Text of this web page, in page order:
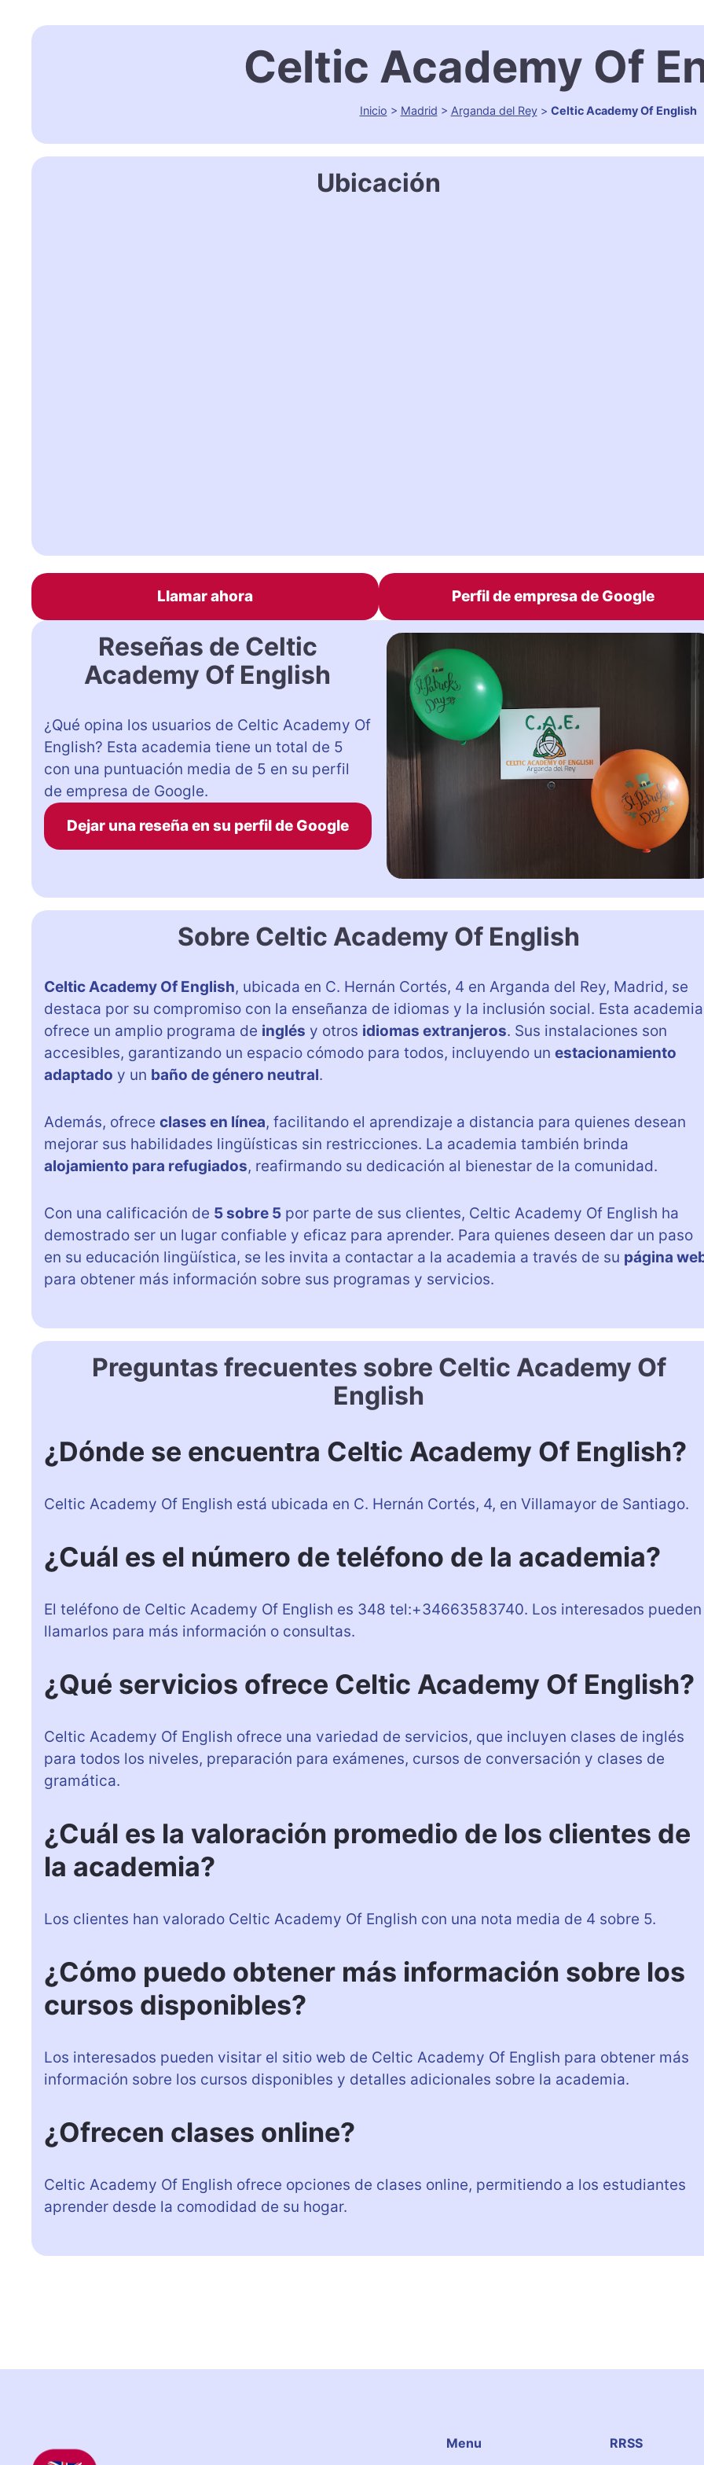
Celtic Academy Of
Inicio > Madrid > Arganda del Rey> Celtic Academy Of English
Ubicación
Llamar ahora Perfil de empresa de Google
Reseñas de Celtic
Academy Of English
¿Qué opina los usuarios de Celtic Academy Of
English? Esta academia tiene un total de 5
con una puntuación media de 5 en su perfil
de empresa de Google.
Dejar una reseña en su perfil de Google
Sobre Celtic Academy Of English
Celtic Academy Of English, ubicada en C. Hernán Cortés, 4 en Arganda del Rey, Madrid, se
destaca por su compromiso con la enseñanza de idiomas y la inclusión social. Esta academia
ofrece un amplio programa de inglés y otros idiomas extranjeros. Sus instalaciones son
accesibles, garantizando un espacio cómodo para todos, incluyendo un estacionamiento
adaptado y un baño de género neutral.
Además, ofrece clases en línea, facilitando el aprendizaje a distancia para quienes desean
mejorar sus habilidades lingüísticas sin restricciones. La academia también brinda
alojamiento para refugiados, reafirmando su dedicación al bienestar de la comunidad.
Con una calificación de 5 sobre 5 por parte de sus clientes, Celtic Academy Of English ha
demostrado ser un lugar confiable y eficaz para aprender. Para quienes deseen dar un paso
en su educación lingüística, se les invita a contactar a la academia a través de su página
para obtener más información sobre sus programas y servicios.
Preguntas frecuentes sobre Celtic Academy Of
English
¿Dónde se encuentra Celtic Academy Of English?
Celtic Academy Of English está ubicada en C. Hernán Cortés, 4, en Villamayor de Santiago.
¿Cuál es el número de teléfono de la academia?
El teléfono de Celtic Academy Of English es 348 tel:+34663583740. Los interesados pueden
llamarlos para más información o consultas.
¿Qué servicios ofrece Celtic Academy Of English?
Celtic Academy Of English ofrece una variedad de servicios, que incluyen clases de inglés
para todos los niveles, preparación para exámenes, cursos de conversación y clases de
gramática.
¿Cuál es la valoración promedio de los clientes de
la academia?
Los clientes han valorado Celtic Academy Of English con una nota media de 4 sobre 5.
¿Cómo puedo obtener más información sobre los
cursos disponibles?
Los interesados pueden visitar el sitio web de Celtic Academy Of English para obtener más
información sobre los cursos disponibles y detalles adicionales sobre la academia.
¿Ofrecen clases online?
Celtic Academy Of English ofrece opciones de clases online, permitiendo a los estudiantes
aprender desde la comodidad de su hogar.
Menu RRSS